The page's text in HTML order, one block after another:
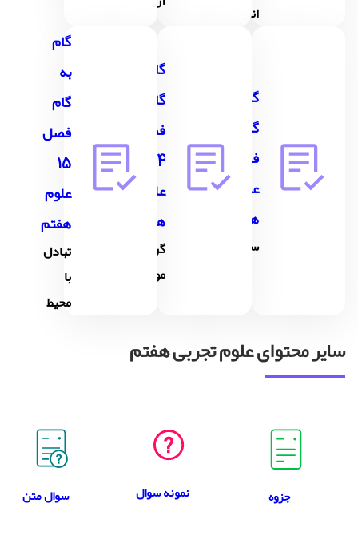
انرژی
گام به
گام
فصل13
علوم
هفتم
سفر غذا
گام به
گام
فصل
14
علوم
هفتم
گردش
مواد
گام
به
گام
فصل
15
علوم
هفتم
تبادل
با
محیط
سایر محتوای علوم تجربی هفتم
جزوه نمونه سوال سوال متن